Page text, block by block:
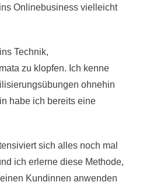
Onlinebusiness vielleicht
Technik,
zu klopfen. Ich kenne
ohnehin
habe ich bereits eine
sich alles noch mal
ich erlerne diese Methode,
Kundinnen anwenden